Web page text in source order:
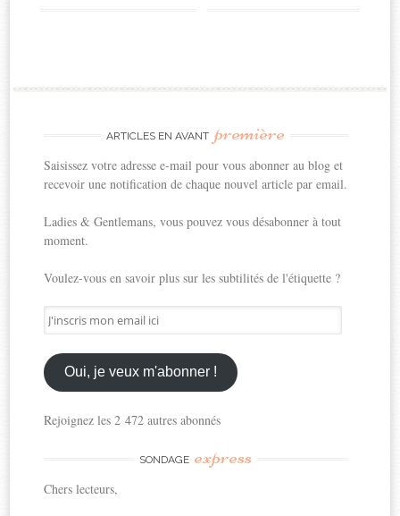
ARTICLES EN AVANT première
Saisissez votre adresse e-mail pour vous abonner au blog et
recevoir une notification de chaque nouvel article par email.
Ladies & Gentlemans, vous pouvez vous désabonner à tout
moment.
Voulez-vous en savoir plus sur les subtilités de l'étiquette ?
J'inscris
mon
email
ici
Oui, je veux m'abonner !
Rejoignez les 2 472 autres abonnés
SONDAGE express
Chers lecteurs,